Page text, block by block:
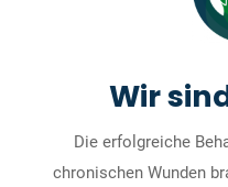
Wir
Die erfolgreiche
chronischen Wunden